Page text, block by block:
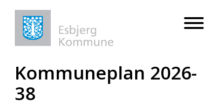
Kommuneplan 2026-
38